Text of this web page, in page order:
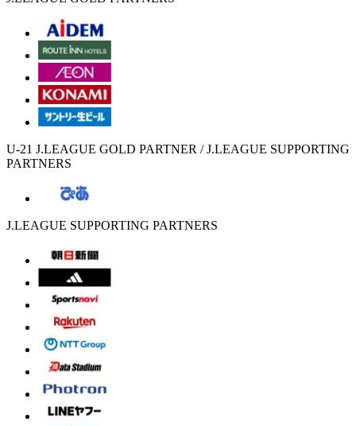
U-21 J.LEAGUE GOLD PARTNER / J.LEAGUE SUPPORTING
PARTNERS
J.LEAGUE SUPPORTING PARTNERS